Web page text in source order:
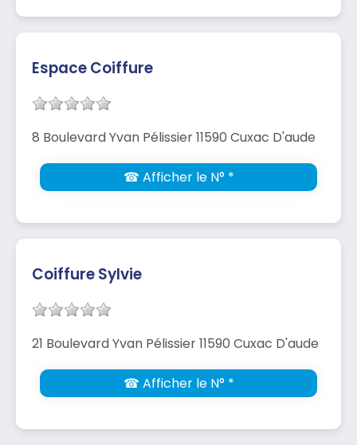
Espace Coiffure
8 Boulevard Yvan Pélissier 11590 Cuxac D'aude
☎ Afficher le N° *
Coiffure Sylvie
21 Boulevard Yvan Pélissier 11590 Cuxac D'aude
☎ Afficher le N° *